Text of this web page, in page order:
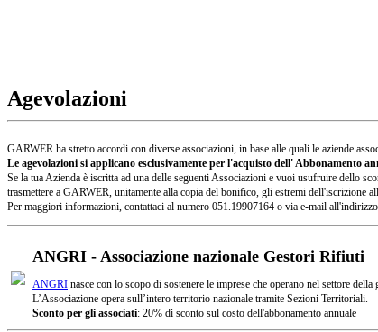
Agevolazioni
GARWER ha stretto accordi con diverse associazioni, in base alle quali le aziende
Le agevolazioni si applicano esclusivamente per l'acquisto dell' Abbonamento
Se la tua Azienda è iscritta ad una delle seguenti Associazioni e vuoi usufruire dello
trasmettere a GARWER, unitamente alla copia del bonifico, gli estremi dell'iscrizione
Per maggiori informazioni, contattaci al numero 051.19907164 o via e-mail all'indirizzo
ANGRI - Associazione nazionale Gestori Rifiuti
ANGRI nasce con lo scopo di sostenere le imprese che operano nel settore
L’Associazione opera sull’intero territorio nazionale tramite Sezioni Territoriali.
Sconto per gli associati: 20% di sconto sul costo dell'abbonamento annuale